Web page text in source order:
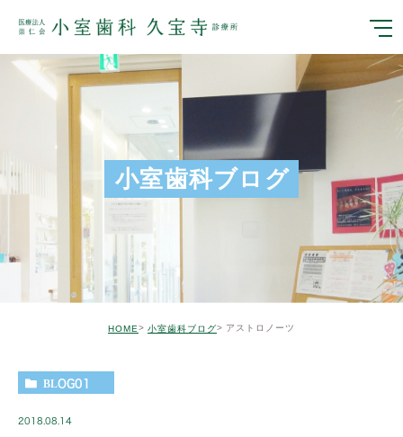
小室歯科ブログ
HOME 小室歯科ブログ アストロノーツ
BLOG01
2018.08.14